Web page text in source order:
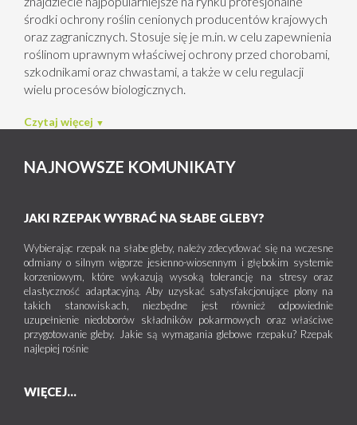
środki ochrony roślin cenionych producentów krajowych
oraz zagranicznych. Stosuje się je m.in. w celu zapewnienia
roślinom uprawnym właściwej ochrony przed chorobami,
szkodnikami oraz chwastami, a także w celu regulacji
wielu procesów biologicznych.
Czytaj więcej
NAJNOWSZE KOMUNIKATY
JAKI RZEPAK WYBRAĆ NA SŁABE GLEBY?
Wybierając rzepak na słabe gleby, należy zdecydować się na wczesne
odmiany o silnym wigorze jesienno-wiosennym i głębokim systemie
korzeniowym, które wykazują wysoką tolerancję na stresy oraz
elastyczność adaptacyjną. Aby uzyskać satysfakcjonujące plony na
takich stanowiskach, niezbędne jest również odpowiednie
uzupełnienie niedoborów składników pokarmowych oraz właściwe
przygotowanie gleby. Jakie są wymagania glebowe rzepaku? Rzepak
najlepiej rośnie
WIĘCEJ...